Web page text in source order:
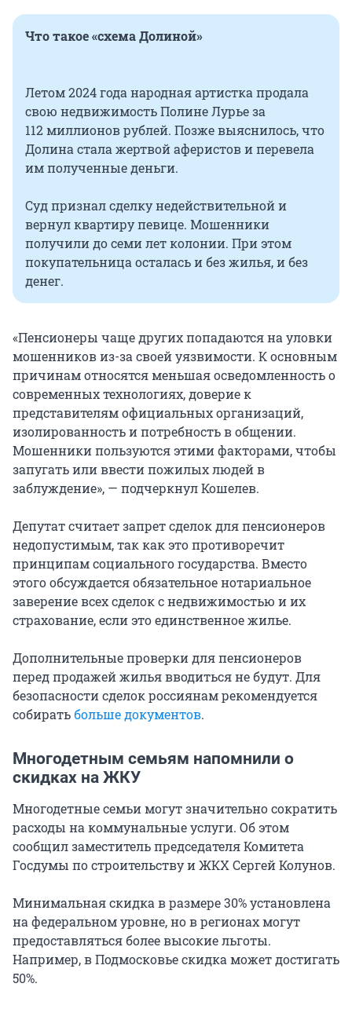
Что такое «схема Долиной»
Летом 2024 года народная артистка продала
свою недвижимость Полине Лурье за
112 миллионоврублей. Позже выяснилось, что
Долина стала жертвой аферистов и перевела
им полученные деньги.
Суд признал сделку недействительной и
вернул квартиру певице. Мошенники
получили до семи лет колонии. При этом
покупательница осталась и без жилья, и без
денег.
«Пенсионеры чаще других попадаются на уловки
мошенников из-за своей уязвимости. К основным
причинам относятся меньшая осведомленность о
современных технологиях, доверие к
представителям официальных организаций,
изолированность и потребность в общении.
Мошенники пользуются этими факторами, чтобы
запугать или ввести пожилых людей в
заблуждение», — подчеркнул Кошелев.
Депутат считает запрет сделок для пенсионеров
недопустимым, так как это противоречит
принципам социального государства. Вместо
этого обсуждается обязательное нотариальное
заверение всех сделок с недвижимостью и их
страхование, если это единственное жилье.
Дополнительные проверки для пенсионеров
перед продажей жилья вводиться не будут. Для
безопасности сделок россиянам рекомендуется
собиратьбольше документов.
Многодетным семьям напомнили о
скидках на ЖКУ
Многодетные семьи могут значительно сократить
расходы на коммунальные услуги. Об этом
сообщил заместитель председателя Комитета
Госдумы по строительству и ЖКХ Сергей Колунов.
Минимальная скидка в размере 30% установлена
на федеральном уровне, но в регионах могут
предоставляться более высокие льготы.
Например, в Подмосковье скидка может достигать
50%.